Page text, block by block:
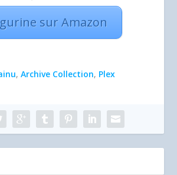
sur Amazon
,Archive Collection, Plex